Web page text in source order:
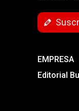
EMPRESA
Editorial